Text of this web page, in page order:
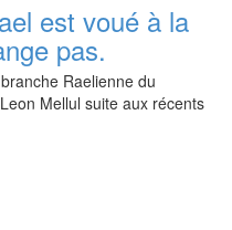
est voué à la
pas.
Raelienne du
Mellul suite aux récents